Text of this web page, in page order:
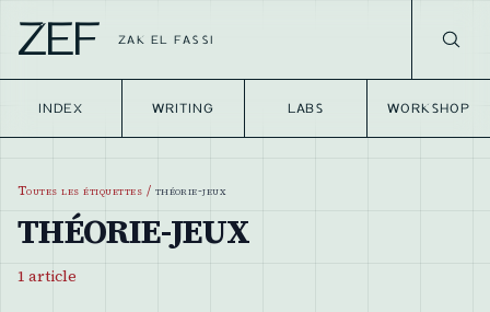
ZEF ZAK EL FASSI
INDEX WRITING LABS WORKSHOP
Toutes les étiquettes / théorie-jeux
THÉORIE-JEUX
1 article